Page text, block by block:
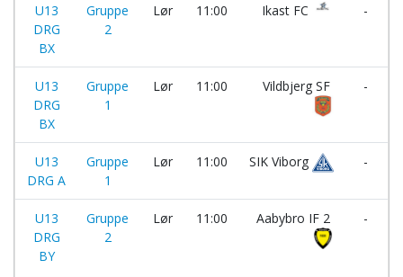
U13
DRG
BX
Gruppe
2
Lør 11:00 Ikast FC
-
U13
DRG
BX
Gruppe
1
Lør 11:00 Vildbjerg SF -
U13
DRG A
Gruppe
1
Lør 11:00 SIK Viborg -
U13
DRG
BY
Gruppe
2
Lør 11:00 Aabybro IF 2
-